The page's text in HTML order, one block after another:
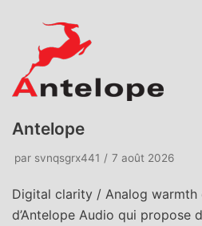
Antelope
par svnqsgrx441 7 août 2026
Digital clarity / Analog warmth
d’Antelope Audio qui propose